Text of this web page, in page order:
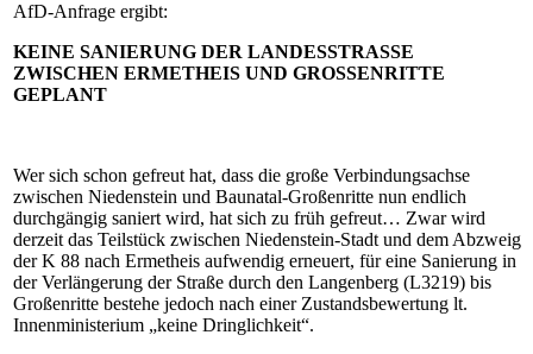
AfD-Anfrage ergibt:
KEINE SANIERUNG DER LANDESSTRASSE
ZWISCHEN ERMETHEIS UND GROSSENRITTE
GEPLANT
Wer sich schon gefreut hat, dass die große Verbindungsachse
zwischen Niedenstein und Baunatal-Großenritte nun endlich
durchgängig saniert wird, hat sich zu früh gefreut… Zwar wird
derzeit das Teilstück zwischen Niedenstein-Stadt und dem Abzweig
der K 88 nach Ermetheis aufwendig erneuert, für eine Sanierung in
der Verlängerung der Straße durch den Langenberg (L3219) bis
Großenritte bestehe jedoch nach einer Zustandsbewertung lt.
Innenministerium „keine Dringlichkeit“.